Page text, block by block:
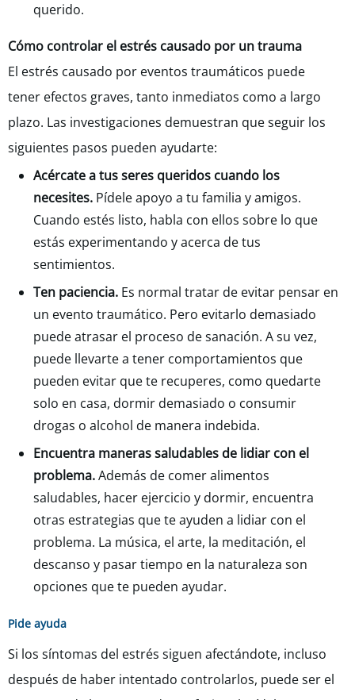
querido.
Cómo controlar el estrés causado por un trauma
El estrés causado por eventos traumáticos puede
tener efectos graves, tanto inmediatos como a largo
plazo. Las investigaciones demuestran que seguir los
siguientes pasos pueden ayudarte:
Acércate a tus seres queridos cuando los
necesites. Pídele apoyo a tu familia y amigos.
Cuando estés listo, habla con ellos sobre lo que
estás experimentando y acerca de tus
sentimientos.
Ten paciencia. Es normal tratar de evitar pensar en
un evento traumático. Pero evitarlo demasiado
puede atrasar el proceso de sanación. A su vez,
puede llevarte a tener comportamientos que
pueden evitar que te recuperes, como quedarte
solo en casa, dormir demasiado o consumir
drogas o alcohol de manera indebida.
Encuentra maneras saludables de lidiar con el
problema.Además de comer alimentos
saludables, hacer ejercicio y dormir, encuentra
otras estrategias que te ayuden a lidiar con el
problema. La música, el arte, la meditación, el
descanso y pasar tiempo en la naturaleza son
opciones que te pueden ayudar.
Pide ayuda
Si los síntomas del estrés siguen afectándote, incluso
después de haber intentado controlarlos, puede ser el